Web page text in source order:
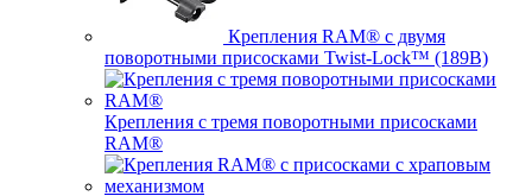
Крепления RAM® с двумя
поворотными присосками Twist-Lock™ (189B)
Крепления с тремя поворотными присосками
RAM®